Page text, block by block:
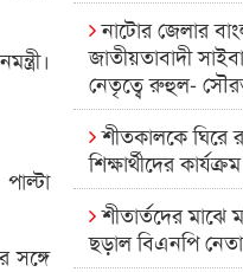
সঙ্গে
নাটোর জেলার
জাতীয়তাবাদী
নেতৃত্বে রুহুল-
শীতকালকে ঘিরে
শিক্ষার্থীদের কার্যক্রম
শীতার্তদের মাঝে
ছড়াল বিএনপি